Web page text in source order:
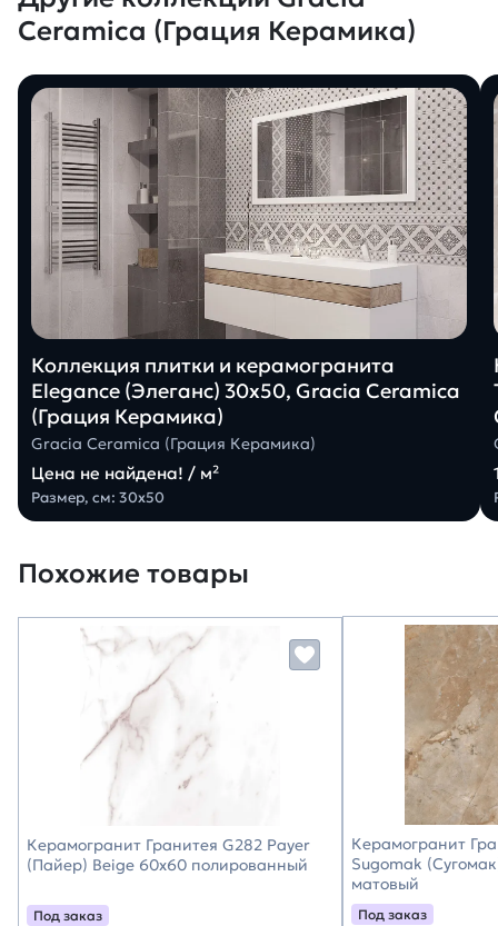
Ceramica (Грация Керамика)
Коллекция плитки и керамогранита
Elegance (Элеганс) 30х50, Gracia Ceramica
(Грация Керамика)
Gracia Ceramica (Грация Керамика)
Цена не найдена! / м²
Размер, см: 30х50
Похожие товары
Керамогранит Гранитея G282 Payer
(Пайер) Beige 60х60 полированный
Под заказ
Керамогранит
Sugomak
матовый
Под заказ